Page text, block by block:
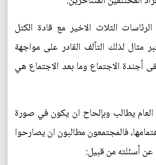
الثلاث الاخير مع قادة الكتل
مثال لذلك التآلف القادر على مواجهة
أجندة الاجتماع وما بعد الاجتماع هي
العام يطالب وبإلحاح ان يكون في صورة
فالمجتمعون مطالبون ان يصارحوا
عن أسئلته من قبيل: